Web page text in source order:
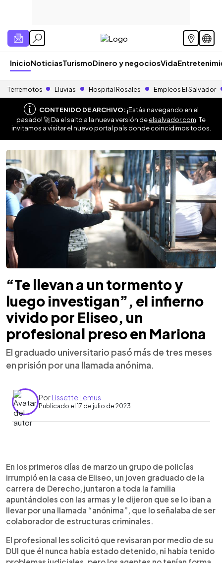
InicioNoticiasTurismoDinero y negociosVida
Terremotos Lluvias Hospital Rosales Empleos El Salvador
CONTENIDO DE ARCHIVO:¡Estás navegando en el
pasado! 🚀 Da el salto a la nueva versión deelsalvador.com . Te
invitamos a visitar el nuevo portal país donde coincidimos todos.
“Te llevan a un tormento y
luego investigan”, el infierno
vivido por Eliseo, un
profesional preso en Mariona
El graduado universitario pasó más de tres meses
en prisión por una llamada anónima.
PorLissette Lemus
Publicado el 17 de julio de 2023
► Escuchar artículo
En los primeros días de marzo un grupo de policías
irrumpió en la casa de Eliseo, un joven graduado de la
carrera de Derecho, juntaron a toda la familia
apuntándoles con las armas y le dijeron que se lo iban a
llevar por una llamada “anónima”, que lo señalaba de ser
colaborador de estructuras criminales.
El profesional les solicitó que revisaran por medio de su
DUI que él nunca había estado detenido, ni había tenido